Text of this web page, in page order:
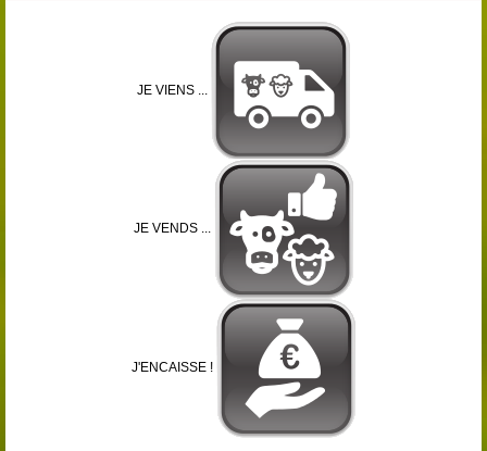
JE VIENS ...
JE VENDS ...
J'ENCAISSE !